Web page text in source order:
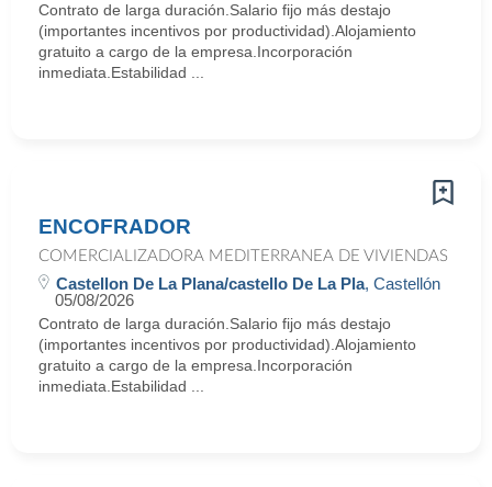
Contrato de larga duración.Salario fijo más destajo
(importantes incentivos por productividad).Alojamiento
gratuito a cargo de la empresa.Incorporación
inmediata.Estabilidad ...
ENCOFRADOR
COMERCIALIZADORA MEDITERRANEA DE VIVIENDAS
Castellon De La Plana/castello De La Pla, Castellón
05/08/2026
Contrato de larga duración.Salario fijo más destajo
(importantes incentivos por productividad).Alojamiento
gratuito a cargo de la empresa.Incorporación
inmediata.Estabilidad ...